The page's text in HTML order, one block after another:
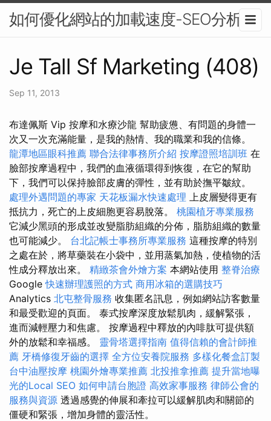
如何優化網站的加載速度-SEO分析
Je Tall Sf Marketing (408)
Sep 11, 2013
布達佩斯 Vip 按摩和水療沙龍 幫助疲憊、有問題的身體一
次又一次充滿能量，是我的熱情、我的職業和我的信條。
龍潭地區眼科推薦 聯合法律事務所介紹 按摩證照培訓班 在
臉部按摩過程中，我們的血液循環得到恢復，在它的幫助
下，我們可以保持臉部皮膚的彈性，並有助於撫平皺紋。
處理外遇問題的專家 天花板漏水快速處理 上皮層變得更有
抵抗力，死亡的上皮細胞更容易脫落。 桃園植牙專業服務
它減少黑頭的形成並改變脂肪組織的分佈，脂肪組織的數量
也可能減少。 台北記帳士事務所專業服務 這種按摩的特別
之處在於，將草藥裝在小袋中，並用蒸氣加熱，使植物的活
性成分釋放出來。 精緻茶會外燴方案 本網站使用 整脊治療
Google快速辦理護照的方式 商用冰箱的選購技巧
Analytics 北屯整骨服務 收集匿名訊息，例如網站訪客數量
和最受歡迎的頁面。 泰式按摩深度放鬆肌肉，緩解緊張，
進而減輕壓力和焦慮。 按摩過程中釋放的內啡肽可提供額
外的放鬆和幸福感。 靈骨塔選擇指南 值得信賴的會計師推
薦 牙橋修復牙齒的選擇 全方位安養院服務 多樣化餐盒訂製
台中油壓按摩 桃園外燴專業推薦 北投推拿推薦 提升當地曝
光的Local SEO 如何申請台胞證 高效家事服務 律師公會的
服務與資源 透過感覺的伸展和牽拉可以緩解肌肉和關節的
僵硬和緊張，增加身體的靈活性。